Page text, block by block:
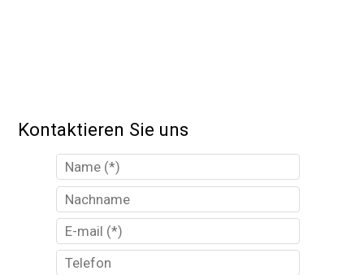
Kontaktieren Sie uns